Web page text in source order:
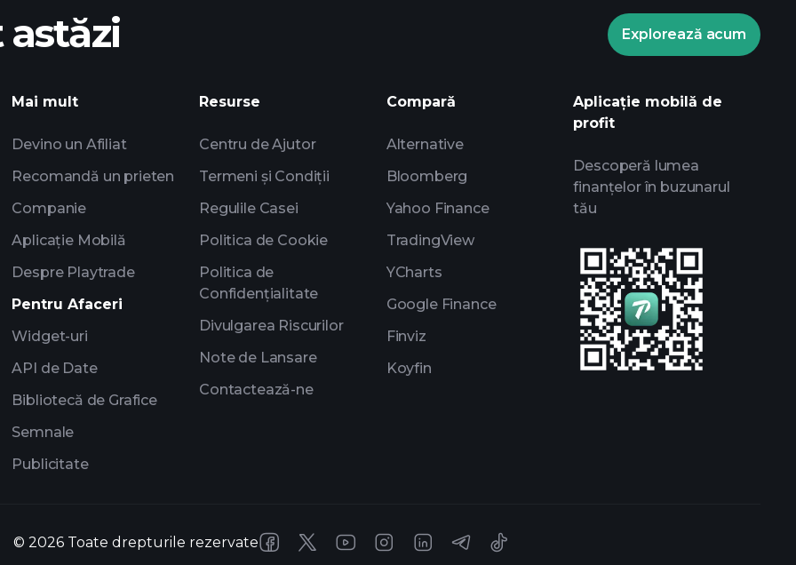
Turneele
informații zilnice de piață alimentate de
Portofoliile miliardarilor
Explorează acum
Mai mult
Devino un Afiliat
Recomandă un prieten
Companie
Aplicație Mobilă
Despre Playtrade
Pentru Afaceri
Widget-uri
API de Date
Bibliotecă de Grafice
Semnale
Publicitate
Resurse
Centru de Ajutor
Termeni și Condiții
Regulile Casei
Politica de Cookie
Politica de
Confidențialitate
Divulgarea Riscurilor
Note de Lansare
Contactează-ne
Compară
Alternative
Bloomberg
Yahoo Finance
TradingView
YCharts
Google Finance
Finviz
Koyfin
Aplicație mobilă de
profit
Descoperă lumea
finanțelor în buzunarul
tău
© 2026 Toate drepturile rezervate